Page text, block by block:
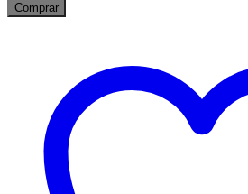
Comprar